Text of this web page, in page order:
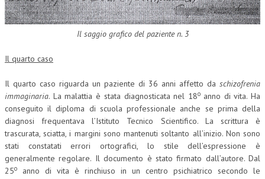
Il saggio grafico del paziente n. 3
Il quarto caso
Il quarto caso riguarda un paziente di 36 anni affetto da schizofrenia
immaginaria. La malattia è stata diagnosticata nel 18o anno di vita. Ha
conseguito il diploma di scuola professionale anche se prima della
diagnosi frequentava l’Istituto Tecnico Scientifico. La scrittura è
trascurata, sciatta, i margini sono mantenuti soltanto all’inizio. Non sono
stati constatati errori ortografici, lo stile dell’espressione è
generalmente regolare. Il documento è stato firmato dall’autore. Dal
25o
anno di vita è rinchiuso in un centro psichiatrico secondo le